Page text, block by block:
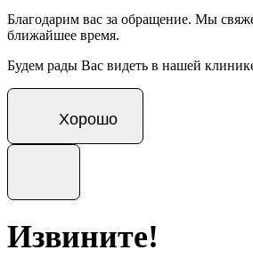
Благодарим вас за обращение. Мы
ближайшее время.
Будем рады Вас видеть в нашей
Хорошо
Извините!